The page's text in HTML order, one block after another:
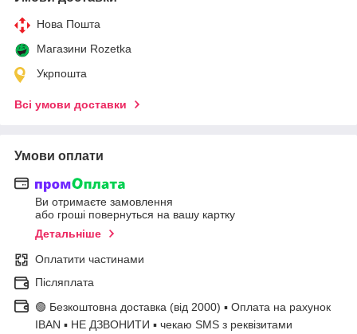
Нова Пошта
Магазини Rozetka
Укрпошта
Всі умови доставки
Умови оплати
Ви отримаєте замовлення
або гроші повернуться на вашу картку
Детальніше
Оплатити частинами
Післяплата
🟢 Безкоштовна доставка (від 2000) ▪ Оплата на рахунок
IBAN ▪ НЕ ДЗВОНИТИ ▪ чекаю SMS з реквізитами